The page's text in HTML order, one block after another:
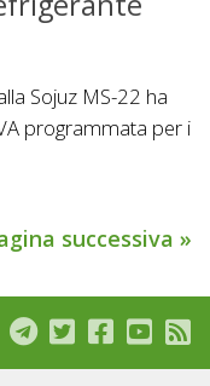
Sojuz MS-22 ha
programmata per i
successiva »